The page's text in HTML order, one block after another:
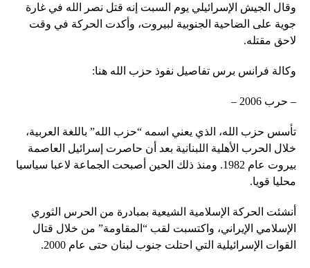
وقال الجيش الإسرائيلي يوم السبت إنه قتل نصر الله في غارة
جوية على الضاحية الجنوبية لبيروت، وأكدت الحركة في وقت
لاحق مقتله.
وكالة فرانس برس تفاصيل نفوذ حزب الله هنا:
– حرب 2006 –
تأسس حزب الله، الذي يعني اسمه “حزب الله” باللغة العربية،
خلال الحرب الأهلية اللبنانية بعد أن حاصرت إسرائيل العاصمة
بيروت عام 1982. ومنذ ذلك الحين أصبحت الجماعة لاعبا سياسيا
محليا قويا.
أنشئت الحركة الإسلامية الشيعية بمبادرة من الحرس الثوري
الإسلامي الإيراني، واكتسبت لقب “المقاومة” من خلال قتال
القوات الإسرائيلية التي احتلت جنوب لبنان حتى عام 2000.